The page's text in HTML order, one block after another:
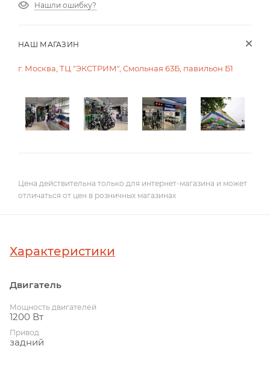
Нашли ошибку?
НАШ МАГАЗИН
г. Москва, ТЦ "ЭКСТРИМ", Смольная 63Б, павильон Б1
Цена действительна только для интернет-магазина и может
отличаться от цен в розничных магазинах
Характеристики
Двигатель
Мощность двигателей
1200 Вт
Привод
задний